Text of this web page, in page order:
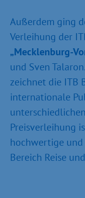
Außerdem ging
Verleihung der
„Mecklenburg-
und Sven
zeichnet die ITB
internationale
Preisverleihung
hochwertige
Bereich Reise